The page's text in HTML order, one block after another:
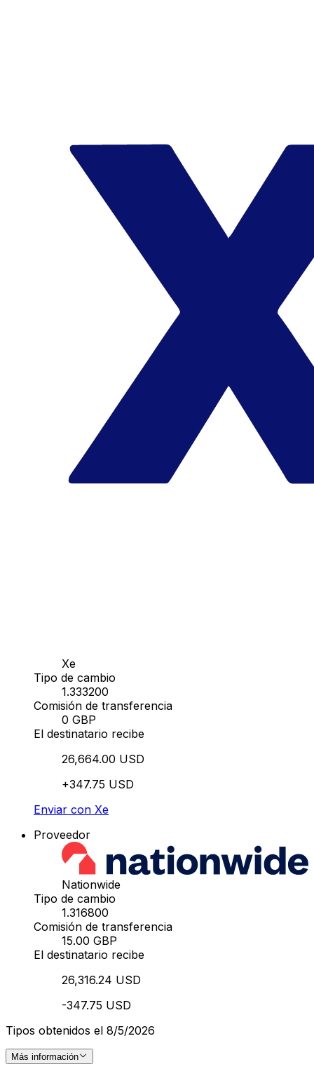
Xe
Tipo de cambio
1.333200
Comisión de transferencia
0 GBP
El destinatario recibe
26,664.00 USD
+347.75 USD
Enviar con Xe
Proveedor
Nationwide
Tipo de cambio
1.316800
Comisión de transferencia
15.00 GBP
El destinatario recibe
26,316.24 USD
-347.75 USD
Tipos obtenidos el 8/5/2026
Más información